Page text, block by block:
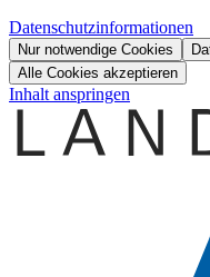
Datenschutzinformationen
Nur notwendige Cookies
Alle Cookies akzeptieren
Inhalt anspringen